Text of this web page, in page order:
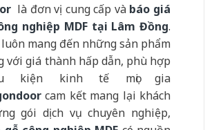
là đơn vị cung cấp và báo giá
nghiệp MDF tại Lâm Đồng.
mang đến những sản phẩm
với giá thành hấp dẫn, phù hợp
kiện kinh tế mọi gia
cam kết mang lại khách
gói dịch vụ chuyên nghiệp,